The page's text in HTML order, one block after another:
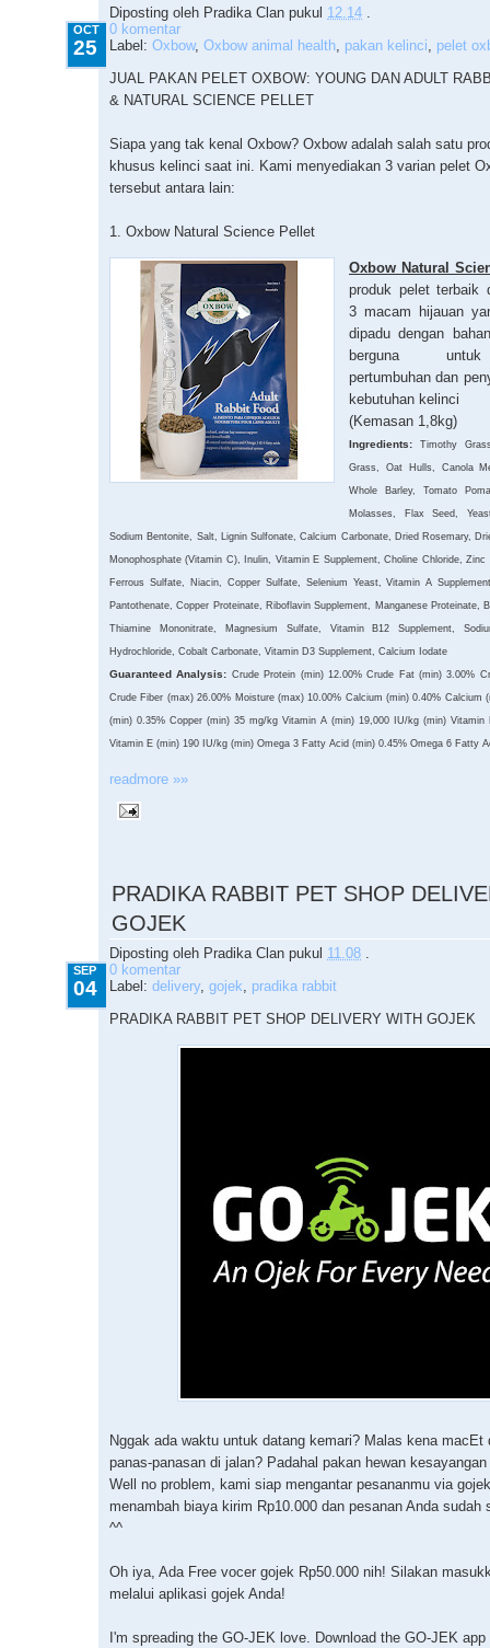
Diposting oleh Pradika Clan pukul 12.14
OCT
25
0 komentar
Label: Oxbow, Oxbow animal health pakan kelinci pelet
JUAL PAKAN PELET OXBOW: YOUNG DAN ADULT
& NATURAL SCIENCE PELLET
Siapa yang tak kenal Oxbow? Oxbow adalah salah satu
khusus kelinci saat ini. Kami menyediakan 3 varian pelet
tersebut antara lain:
1. Oxbow Natural Science Pellet
Oxbow Natural
produk pelet terbaik
3 macam hijauan
dipadu dengan
berguna
pertumbuhan dan
kebutuhan kelinci
(Kemasan 1,8kg)
Ingredients: Timothy
Grass, Oat Hulls, Canola
Whole Barley, Tomato
Molasses, Flax Seed,
Sodium Bentonite, Salt, Lignin Sulfonate, Calcium Carbonate, Dried Rosemary,
Monophosphate (Vitamin C), Inulin, Vitamin E Supplement, Choline Chloride,
Ferrous Sulfate, Niacin, Copper Sulfate, Selenium Yeast, Vitamin A
Pantothenate, Copper Proteinate, Riboflavin Supplement, Manganese Proteinate,
Thiamine Mononitrate, Magnesium Sulfate, Vitamin B12 Supplement,
Hydrochloride, Cobalt Carbonate, Vitamin D3 Supplement, Calcium Iodate
Guaranteed Analysis: Crude Protein (min) 12.00% Crude Fat (min) 3.00%
Crude Fiber (max) 26.00% Moisture (max) 10.00% Calcium (min) 0.40% Calcium
(min) 0.35% Copper (min) 35 mg/kg Vitamin A (min) 19,000 IU/kg (min)
Vitamin E (min) 190 IU/kg (min) Omega 3 Fatty Acid (min) 0.45% Omega 6 Fatty
readmore »»
PRADIKA RABBIT PET SHOP
GOJEK
Diposting oleh Pradika Clan pukul 11.08 .
SEP
04
0 komentar
Label: delivery, gojek, pradika rabbit
PRADIKA RABBIT PET SHOP DELIVERY WITH GOJEK
Nggak ada waktu untuk datang kemari? Malas kena macEt
panas-panasan di jalan? Padahal pakan hewan
Well no problem, kami siap mengantar pesananmu via
menambah biaya kirim Rp10.000 dan pesanan Anda sudah
^^
Oh iya, Ada Free vocer gojek Rp50.000 nih! Silakan
melalui aplikasi gojek Anda!
I'm spreading the GO-JEK love. Download the GO-JEK app